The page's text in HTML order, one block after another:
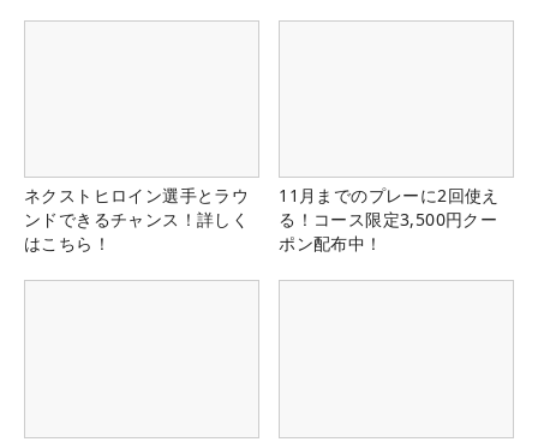
ネクストヒロイン選手とラウ
ンドできるチャンス！詳しく
はこちら！
11月までのプレーに2回使え
る！コース限定3,500円クー
ポン配布中！